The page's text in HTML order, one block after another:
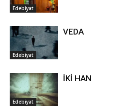
Edebiyat
Edebiyat
VEDA
Edebiyat
İKİ HAN